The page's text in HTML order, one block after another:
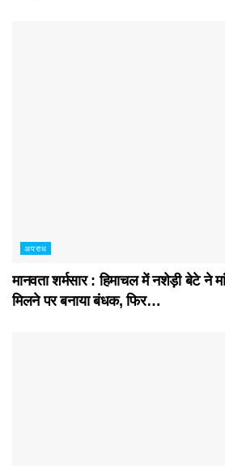
अपराध
मानवता शर्मसार : हिमाचल में नशेड़ी बेटे ने
मिलने पर बनाया बंधक, फिर…